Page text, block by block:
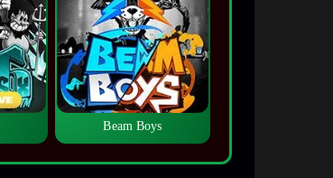
Beam Boys